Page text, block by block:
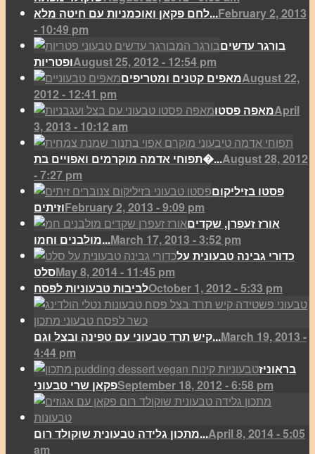
לחם פקאן ואוכמניות עם חיטה מלא...February 2, 2013
- 10:49 pm
בורגר עדשים
ופטריותAugust 25, 2012 - 12:54 pm
מאפים קטנים ומטריפיםAugust 22,
2012 - 12:41 pm
מאפה פסטוApril
3, 2013 - 10:12 am
תפוחי אדמה מוקרמים ואפויים בת�...August 28, 2012
- 7:27 pm
פסטו בזיליקום
וזיתיםFebruary 2, 2013 - 9:09 pm
אורז זעפרן, שקדים
מולבנים וחמו...March 17, 2013 - 3:52 pm
כדורי גבינה טבעונית על
סלטMay 8, 2014 - 11:45 pm
לביבות טבעוניות לפסחOctober 1, 2012 - 5:33 pm
קיש תרד טבעוני עם טפינה ובצל וגם...March 19, 2013 -
4:44 pm
בראוניז
פקאן שרי טבעוניSeptember 18, 2012 - 6:58 pm
מתכון גלידה טבעונית שוקולד רום...April 8, 2014 - 5:05
am